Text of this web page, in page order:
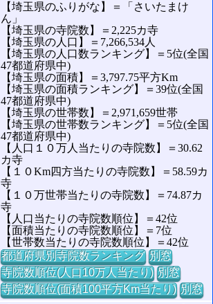
【埼玉県のふりがな】＝「さいたまけ
ん」
【埼玉県の寺院数】＝2,225カ寺
【埼玉県の人口】＝7,266,534人
【埼玉県の人口数ランキング】＝5位(全国
47都道府県中)
【埼玉県の面積】＝3,797.75平方Km
【埼玉県の面積ランキング】＝39位(全国
47都道府県中)
【埼玉県の世帯数】＝2,971,659世帯
【埼玉県の世帯数ランキング】＝5位(全国
47都道府県中)
【人口１０万人当たりの寺院数】＝30.62
カ寺
【１０Km四方当たりの寺院数】＝58.59カ
寺
【１０万世帯当たりの寺院数】＝74.87カ
寺
【人口当たりの寺院数順位】＝42位
【面積当たりの寺院数順位】＝7位
【世帯数当たりの寺院数順位】＝42位
都道府県別寺院数ランキング 別窓
寺院数順位(人口10万人当たり) 別窓
寺院数順位(面積100平方Km当たり) 別窓